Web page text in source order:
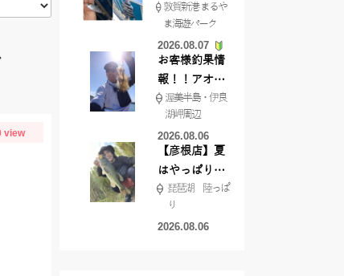
view
♪ イシグロ彦
根店
敦賀新港 まるや
ま海遊パーク
2026.08.07
お客様釣果情
報！！アオリ
イカが釣れ始
めています！
渥美半島・伊良
湖岬周辺
2026.08.06
【彦根店】夏
はやっぱりカ
バー撃ち
【45cmキャ
ッチ】
琵琶湖 陸っぱ
り
2026.08.06